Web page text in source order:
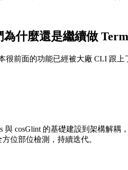
什麼還是繼續做
很前面的功能已經被大廠 CLI 跟
與 cosGlint 的基礎建設到架構解
位部位檢測，持續迭代。